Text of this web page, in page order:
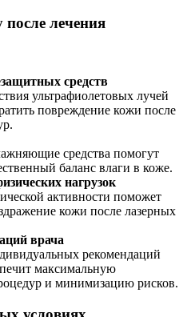
лечения
средств
ультрафиолетовых лучей
повреждение кожи после
средства помогут
баланс влаги в коже.
нагрузок
активности поможет
кожи после лазерных
врача
рекомендаций
максимальную
и минимизацию рисков.